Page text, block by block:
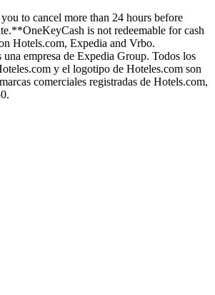
to cancel more than 24 hours before
**OneKeyCash is not redeemable for cash
Hotels.com, Expedia and Vrbo.
empresa de Expedia Group. Todos los
y el logotipo de Hoteles.com son
comerciales registradas de Hotels.com,